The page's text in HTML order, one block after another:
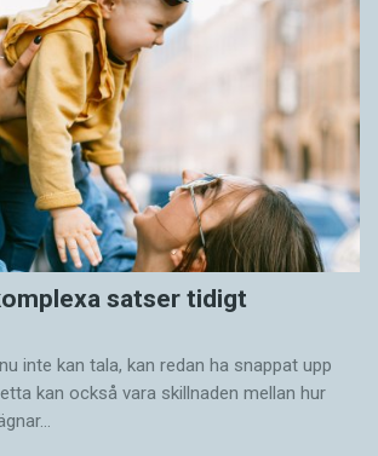
satser tidigt
inte kan tala, kan redan ha snappat upp
kan också vara skillnaden mellan hur